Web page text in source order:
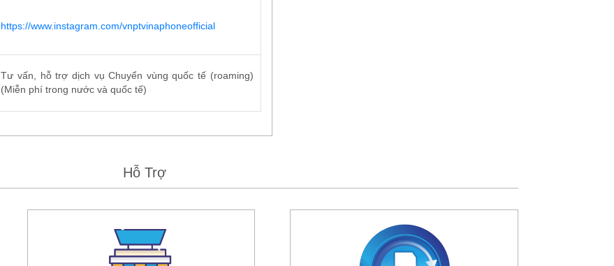
https://www.instagram.com/vnptvinaphoneofficial
Tư vấn, hỗ trợ dịch vụ Chuyển vùng quốc tế (roaming)
(Miễn phí trong nước và quốc tế)
Hỗ Trợ